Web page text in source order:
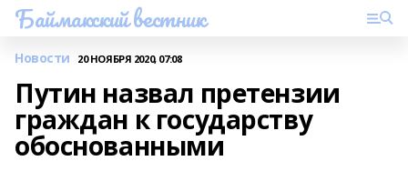
Баймакский вестник
Новости 20 НОЯБРЯ 2020, 07:08
Путин назвал претензии
граждан к государству
обоснованными